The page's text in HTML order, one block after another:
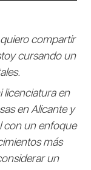
compartir
cursando un
licenciatura en
en Alicante y
con un enfoque
más
un